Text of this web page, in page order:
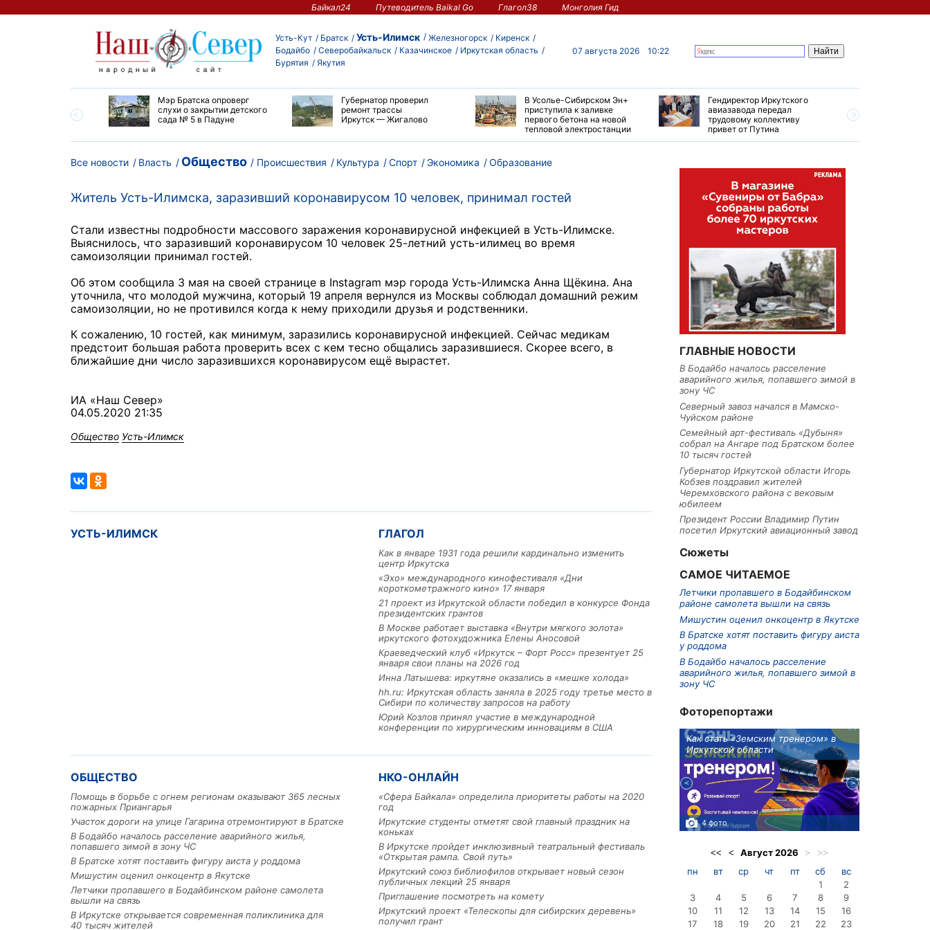
Байкал24 Путеводитель Baikal Go Глагол38 Монголия Гид
Усть-Кут Братск Усть-Илимск Железногорск
Киренск
Бодайбо
Северобайкальск Казачинское
Иркутская область
Бурятия
Якутия
07 августа 2026 10:22
Мэр Братска опроверг
слухи о закрытии детского
сада № 5 в Падуне
Губернатор проверил
ремонт трассы
Иркутск — Жигалово
В Усолье-Сибирском Эн+
приступила к заливке
первого бетона на новой
тепловой электростанции
Гендиректор Иркутского
авиазавода передал
трудовому коллективу
привет от Путина
Все новости Власть Общество Происшествия Культура Спорт Экономика Образование
Житель Усть-Илимска, заразивший коронавирусом 10 человек, принимал гостей
Стали известны подробности массового заражения коронавирусной инфекцией в Усть-Илимске.
Выяснилось, что заразивший коронавирусом 10 человек 25-летний усть-илимец во время
самоизоляции принимал гостей.
Об этом сообщила 3 мая на своей странице в Instagram мэр города Усть-Илимска Анна Щёкина. Ана
уточнила, что молодой мужчина, который 19 апреля вернулся из Москвы соблюдал домашний режим
самоизоляции, но не противился когда к нему приходили друзья и родственники.
К сожалению, 10 гостей, как минимум, заразились коронавирусной инфекцией. Сейчас медикам
предстоит большая работа проверить всех с кем тесно общались заразившиеся. Скорее всего, в
ближайшие дни число заразившихся коронавирусом ещё вырастет.
ИА «Наш Север»
04.05.2020 21:35
Общество Усть-Илимск
УСТЬ-ИЛИМСК ГЛАГОЛ
Как в январе 1931 года решили кардинально изменить
центр Иркутска
«Эхо» международного кинофестиваля «Дни
короткометражного кино» 17 января
21 проект из Иркутской области победил в конкурсе Фонда
президентских грантов
В Москве работает выставка «Внутри мягкого золота»
иркутского фотохудожника Елены Аносовой
Краеведческий клуб «Иркутск – Форт Росс» презентует 25
января свои планы на 2026 год
Инна Латышева: иркутяне оказались в «мешке холода»
hh.ru: Иркутская область заняла в 2025 году третье место в
Сибири по количеству запросов на работу
Юрий Козлов принял участие в международной
конференции по хирургическим инновациям в США
ОБЩЕСТВО
Помощь в борьбе с огнем регионам оказывают 365 лесных
пожарных Приангарья
Участок дороги на улице Гагарина отремонтируют в Братске
В Бодайбо началось расселение аварийного жилья,
попавшего зимой в зону ЧС
В Братске хотят поставить фигуру аиста у роддома
Мишустин оценил онкоцентр в Якутске
Летчики пропавшего в Бодайбинском районе самолета
вышли на связь
В Иркутске открывается современная поликлиника для
40 тысяч жителей
НКО-ОНЛАЙН
«Сфера Байкала» определила приоритеты работы на 2020
год
Иркутские студенты отметят свой главный праздник на
коньках
В Иркутске пройдет инклюзивный театральный фестиваль
«Открытая рампа. Свой путь»
Иркутский союз библиофилов открывает новый сезон
публичных лекций 25 января
Приглашение посмотреть на комету
Иркутский проект «Телескопы для сибирских деревень»
получил грант
ГЛАВНЫЕ НОВОСТИ
В Бодайбо началось расселение
аварийного жилья, попавшего зимой в
зону ЧС
Северный завоз начался в Мамско-
Чуйском районе
Семейный арт-фестиваль «Дубыня»
собрал на Ангаре под Братском более
10 тысяч гостей
Губернатор Иркутской области Игорь
Кобзев поздравил жителей
Черемховского района с вековым
юбилеем
Президент России Владимир Путин
посетил Иркутский авиационный завод
Сюжеты
САМОЕ ЧИТАЕМОЕ
Летчики пропавшего в Бодайбинском
районе самолета вышли на связь
Мишустин оценил онкоцентр в Якутске
В Братске хотят поставить фигуру аиста
у роддома
В Бодайбо началось расселение
аварийного жилья, попавшего зимой в
зону ЧС
Фоторепортажи
3 фото
Как стать «Земским тренером» в
Иркутской области
4 фото
<< < Август2026 > >>
пн вт ср чт пт сб
вс
1
2
3
4 5 6 7 8
9
10
11 12 13 14 15
16
17
18 19 20 21 22 23